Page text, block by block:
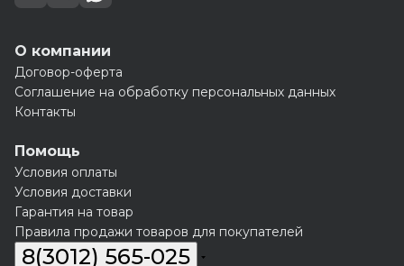
О компании
Договор-оферта
Соглашение на обработку персональных данных
Контакты
Помощь
Условия оплаты
Условия доставки
Гарантия на товар
Правила продажи товаров для покупателей
8(3012) 565-025